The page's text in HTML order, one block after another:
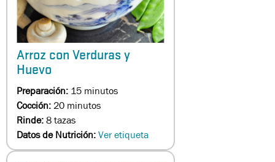
Arroz con Verduras y
Huevo
Preparación: 15 minutos
Cocción:20 minutos
Rinde:8 tazas
Datos de Nutrición:Ver etiqueta